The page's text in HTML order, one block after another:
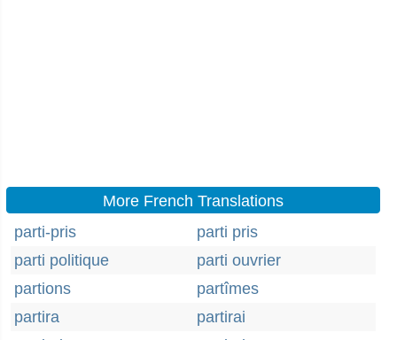
More French Translations
parti-pris
parti pris
parti politique
parti ouvrier
partions
partîmes
partira
partirai